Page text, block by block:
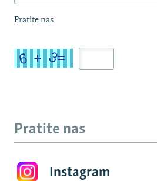
Pratite nas
Pratite nas
Instagram